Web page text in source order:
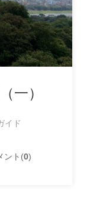
一）
イド
ント(0)